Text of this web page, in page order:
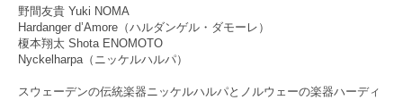
野間友貴 Yuki NOMA
Hardanger d’Amore（ハルダンゲル・ダモーレ）
榎本翔太 Shota ENOMOTO
Nyckelharpa（ニッケルハルパ）
スウェーデンの伝統楽器ニッケルハルパとノルウェーの楽器ハーディ